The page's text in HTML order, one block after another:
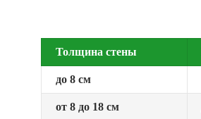
Толщина стены
до 8 см
от 8 до 18 см